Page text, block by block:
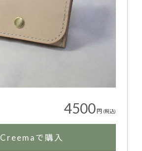
4500円 (税込)
Creemaで購入